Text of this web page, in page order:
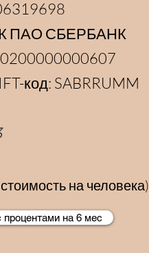
ПАО СБЕРБАНК
код: SABRRUMM
на человека)
процентами на 6 мес